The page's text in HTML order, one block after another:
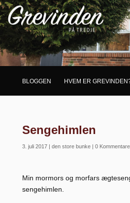
BLOGGEN HVEM ER
Sengehimlen
3. juli 2017| den store bunke| 0
Min mormors og morfars
sengehimlen.